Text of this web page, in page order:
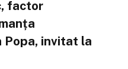
factor
Popa, invitat la